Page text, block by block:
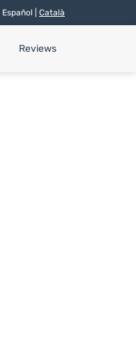
| Español | Català
Reviews